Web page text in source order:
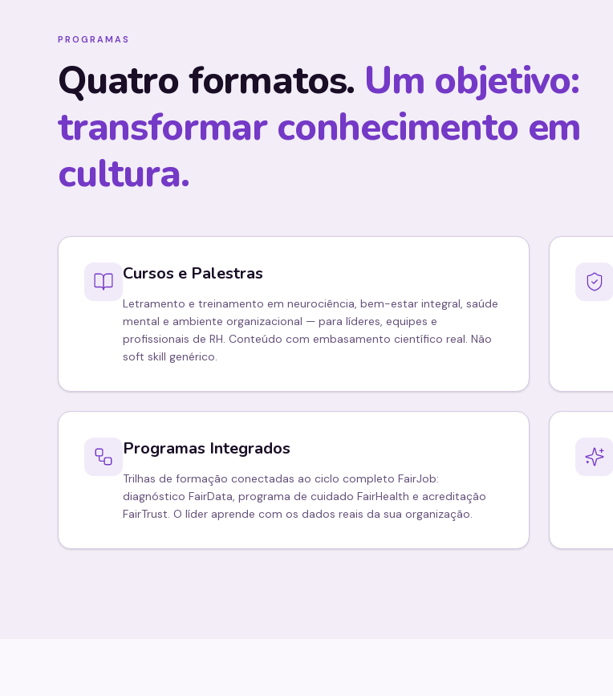
PROGRAMAS
Quatro formatos. Um objetivo:
transformar conhecimento em
cultura.
Cursos e Palestras
Letramento e treinamento em neurociência, bem-estar integral, saúde
mental e ambiente organizacional — para líderes, equipes e
profissionais de RH. Conteúdo com embasamento científico real. Não
soft skill genérico.
Programas Integrados
Trilhas de formação conectadas ao ciclo completo FairJob:
diagnóstico FairData, programa de cuidado FairHealth e acreditação
FairTrust. O líder aprende com os dados reais da sua organização.